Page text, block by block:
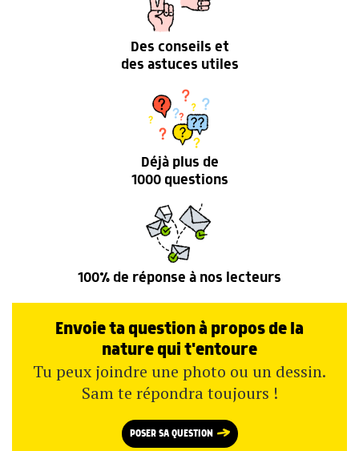
Des conseils et
des astuces utiles
Déjà plus de
1000 questions
100% de réponse à nos lecteurs
Envoie ta question à propos de la
nature qui t'entoure
Tu peux joindre une photo ou un dessin.
Sam te répondra toujours !
POSER SA QUESTION